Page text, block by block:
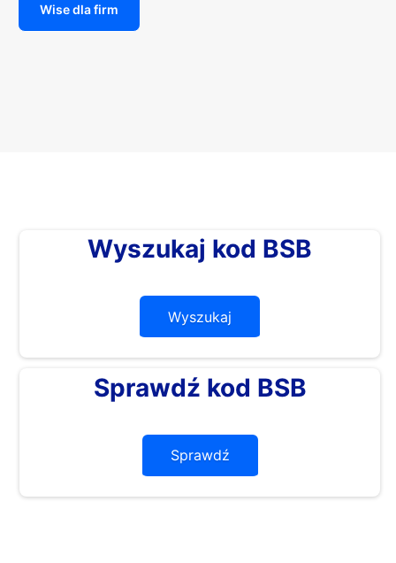
Wise dla firm
Wyszukaj kod BSB
Wyszukaj
Sprawdź kod BSB
Sprawdź